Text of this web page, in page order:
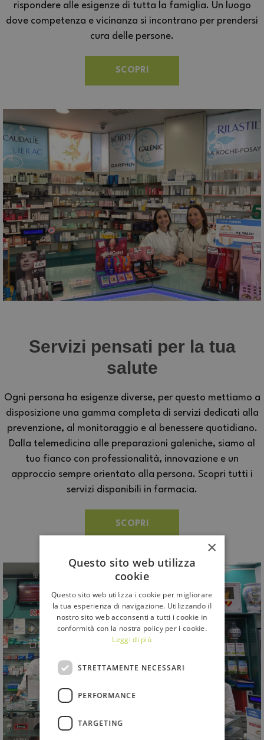
rispondere alle esigenze di tutta la famiglia. Un luogo
dove competenza e vicinanza si incontrano per prendersi
cura delle persone.
SCOPRI
Servizi pensati per la tua
salute
Ogni persona ha esigenze diverse, per questo mettiamo a
disposizione una gamma completa di servizi dedicati alla
prevenzione, al monitoraggio e al benessere quotidiano.
Dalla telemedicina alle preparazioni galeniche, siamo al
tuo fianco con professionalità, innovazione e un
approccio sempre orientato alla persona. Scopri tutti i
servizi disponibili in farmacia.
SCOPRI
×
Questo sito web utilizza
cookie
Questo sito web utilizza i cookie per migliorare
la tua esperienza di navigazione. Utilizzando il
nostro sito web acconsenti a tutti i cookie in
conformità con la nostra policy per i cookie.
Leggi di più
STRETTAMENTE NECESSARI
PERFORMANCE
TARGETING